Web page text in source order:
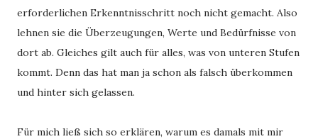
erforderlichen Erkenntnisschritt noch nicht gemacht. Also
lehnen sie die Überzeugungen, Werte und Bedürfnisse von
dort ab. Gleiches gilt auch für alles, was von unteren Stufen
kommt. Denn das hat man ja schon als falsch überkommen
und hinter sich gelassen.
Für mich ließ sich so erklären, warum es damals mit mir